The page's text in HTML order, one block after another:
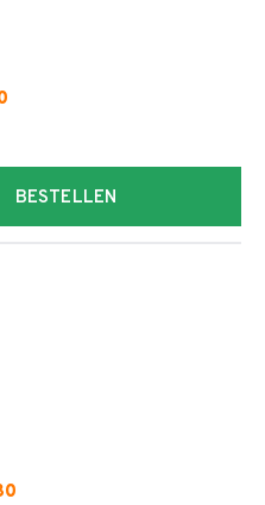
BESTELLEN